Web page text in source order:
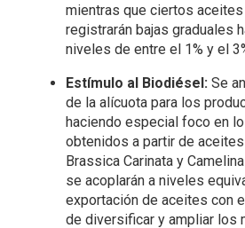
mientras que ciertos
registrarán bajas graduales
niveles de entre el 1% y el
Estímulo al Biodiésel:Se
de la alícuota para los
haciendo especial foco en
obtenidos a partir de
Brassica Carinata y
se acoplarán a niveles
exportación de aceites con
de diversificar y ampliar los